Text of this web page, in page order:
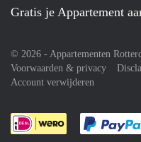
Gratis je Appartement
© 2026 - Appartementen
Voorwaarden & privacy
Account verwijderen